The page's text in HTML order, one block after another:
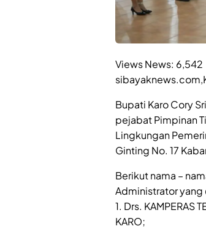
Views News: 6,542
Bupati Karo Cory
pejabat Pimpinan
Lingkungan
Ginting No. 17
Berikut nama –
Administrator yang
1. Drs. KAMPERAS
KARO;